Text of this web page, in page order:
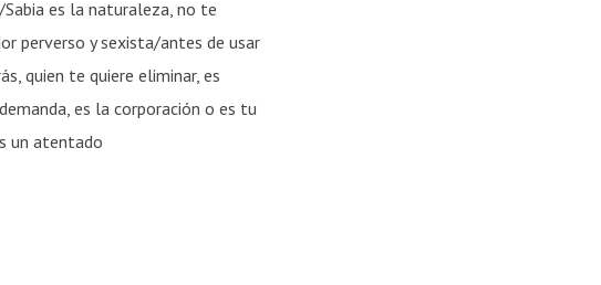
es la naturaleza, no te
perverso y sexista/antes de usar
quien te quiere eliminar, es
es la corporación o es tu
un atentado